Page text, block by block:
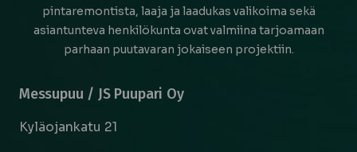
pintaremontista, laaja ja laadukas valikoima sekä
asiantunteva henkilökunta ovat valmiina tarjoamaan
parhaan puutavaran jokaiseen projektiin.
Messupuu / JS Puupari Oy
Kyläojankatu 21